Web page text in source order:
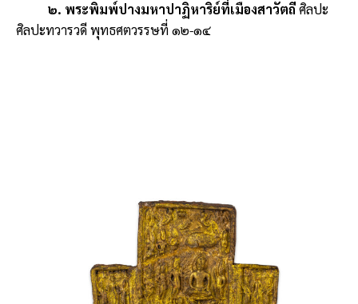
๒. พระพิมพ์ปางมหาปาฏิหาริย์ที่เมืองสาวัตถีศิลปะ
ศิลปะทวารวดี พุทธศตวรรษที่ ๑๒-๑๔